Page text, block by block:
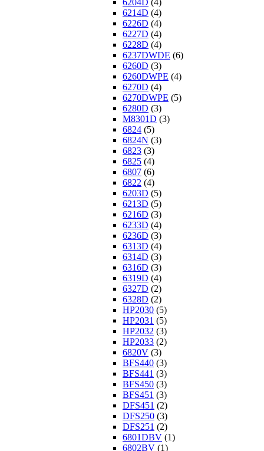
6204D (4)
6214D (4)
6226D (4)
6227D (4)
6228D (4)
6237DWDE (6)
6260D (3)
6260DWPE (4)
6270D (4)
6270DWPE (5)
6280D (3)
M8301D (3)
6824 (5)
6824N (3)
6823 (3)
6825 (4)
6807 (6)
6822 (4)
6203D (5)
6213D (5)
6216D (3)
6233D (4)
6236D (3)
6313D (4)
6314D (3)
6316D (3)
6319D (4)
6327D (2)
6328D (2)
HP2030 (5)
HP2031 (5)
HP2032 (3)
HP2033 (2)
6820V (3)
BFS440 (3)
BFS441 (3)
BFS450 (3)
BFS451 (3)
DFS451 (2)
DFS250 (3)
DFS251 (2)
6801DBV (1)
6802BV (1)